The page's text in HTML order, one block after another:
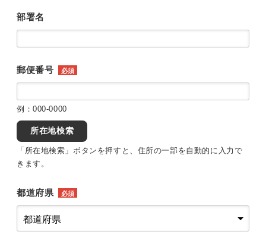
部署名
郵便番号 必須
例：000-0000
所在地検索
「所在地検索」ボタンを押すと、住所の一部を自動的に入力で
きます。
都道府県 必須